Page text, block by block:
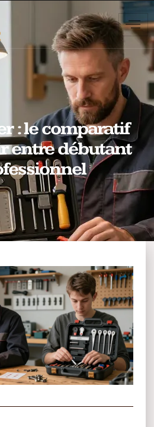
: le comparatif
entre débutant